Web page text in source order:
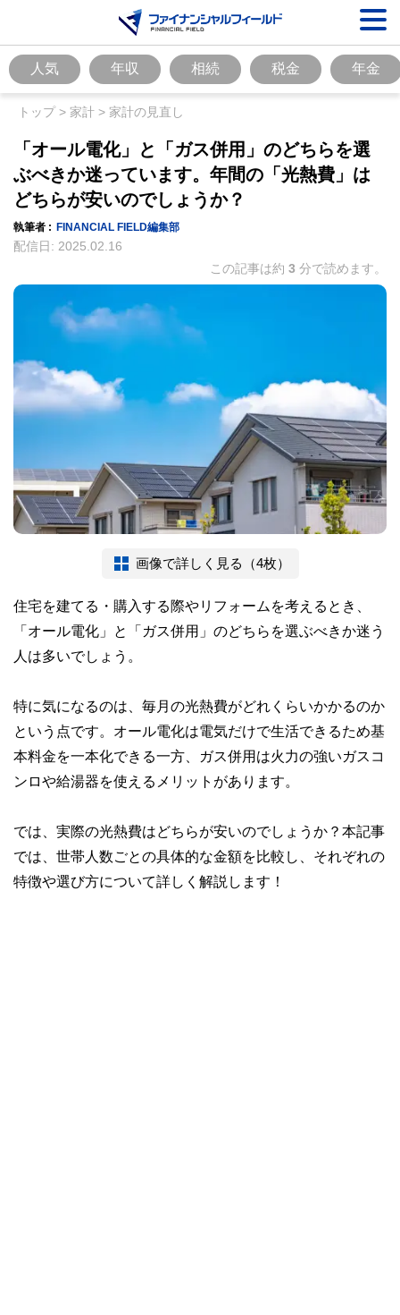
人気 年収 相続 税金 年金
トップ> 家計 > 家計の見直し
「オール電化」と「ガス併用」のどちらを選
ぶべきか迷っています。年間の「光熱費」は
どちらが安いのでしょうか？
執筆者 : FINANCIAL FIELD編集部
配信日: 2025.02.16
この記事は約 3 分で読めます。
画像で詳しく見る（4枚）
住宅を建てる・購入する際やリフォームを考えるとき、
「オール電化」と「ガス併用」のどちらを選ぶべきか迷う
人は多いでしょう。
特に気になるのは、毎月の光熱費がどれくらいかかるのか
という点です。オール電化は電気だけで生活できるため基
本料金を一本化できる一方、ガス併用は火力の強いガスコ
ンロや給湯器を使えるメリットがあります。
では、実際の光熱費はどちらが安いのでしょうか？本記事
では、世帯人数ごとの具体的な金額を比較し、それぞれの
特徴や選び方について詳しく解説します！